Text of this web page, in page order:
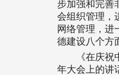
步加强和完善
会组织管理，
网络管理，进
德建设八个方
《在庆
年大会上的讲